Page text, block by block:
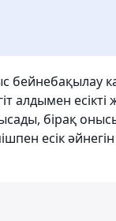
бейнебақылау
алдымен
бірақ
есік